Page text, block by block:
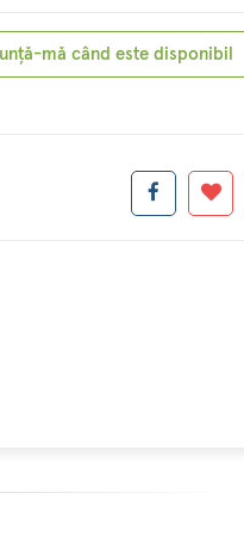
mă când este disponibil